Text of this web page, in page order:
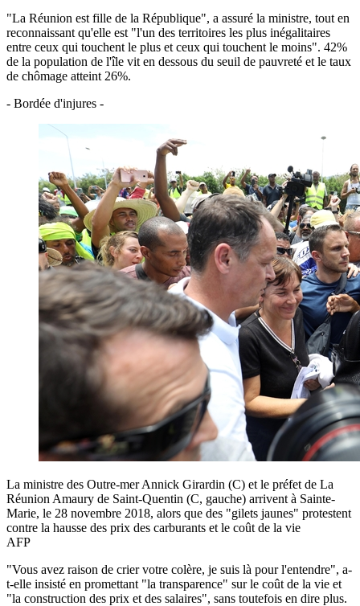
"La Réunion est fille de la République", a assuré la ministre, tout en
reconnaissant qu'elle est "l'un des territoires les plus inégalitaires
entre ceux qui touchent le plus et ceux qui touchent le moins". 42%
de la population de l'île vit en dessous du seuil de pauvreté et le taux
de chômage atteint 26%.
- Bordée d'injures -
La ministre des Outre-mer Annick Girardin (C) et le préfet de La
Réunion Amaury de Saint-Quentin (C, gauche) arrivent à Sainte-
Marie, le 28 novembre 2018, alors que des "gilets jaunes" protestent
contre la hausse des prix des carburants et le coût de la vie
AFP
"Vous avez raison de crier votre colère, je suis là pour l'entendre", a-
t-elle insisté en promettant "la transparence" sur le coût de la vie et
"la construction des prix et des salaires", sans toutefois en dire plus.